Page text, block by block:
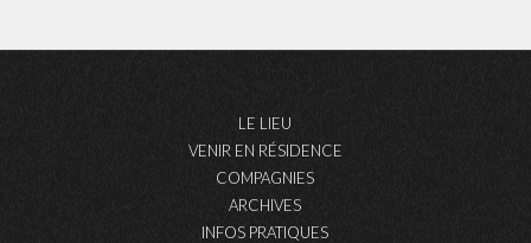
LE LIEU
VENIR EN RÉSIDENCE
COMPAGNIES
ARCHIVES
INFOS PRATIQUES